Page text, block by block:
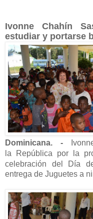
Ivonne Chahín
estudiar y portarse
Dominicana. -
la
República por la
celebración del Día
entrega de Juguetes a